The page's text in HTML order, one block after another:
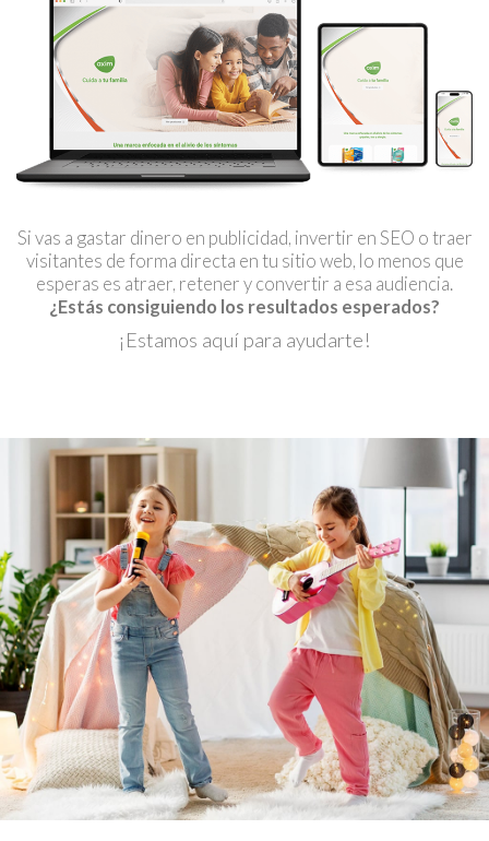
Si vas a gastar dinero en publicidad, invertir en SEO o traer
visitantes de forma directa en tu sitio web, lo menos que
esperas es atraer, retener y convertir a esa audiencia.
¿Estás consiguiendo los resultados esperados?
¡Estamos aquí para ayudarte!